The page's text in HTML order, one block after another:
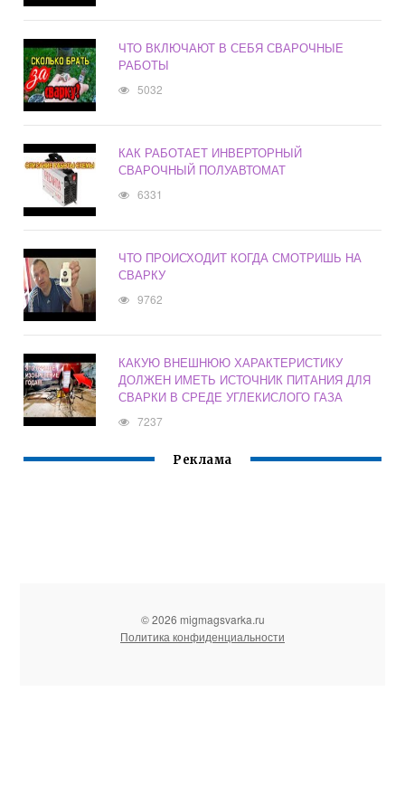
ЧТО ВКЛЮЧАЮТ В СЕБЯ СВАРОЧНЫЕ
РАБОТЫ
5032
КАК РАБОТАЕТ ИНВЕРТОРНЫЙ
СВАРОЧНЫЙ ПОЛУАВТОМАТ
6331
ЧТО ПРОИСХОДИТ КОГДА СМОТРИШЬ НА
СВАРКУ
9762
КАКУЮ ВНЕШНЮЮ ХАРАКТЕРИСТИКУ
ДОЛЖЕН ИМЕТЬ ИСТОЧНИК ПИТАНИЯ ДЛЯ
СВАРКИ В СРЕДЕ УГЛЕКИСЛОГО ГАЗА
7237
Реклама
© 2026 migmagsvarka.ru
Политика конфиденциальности